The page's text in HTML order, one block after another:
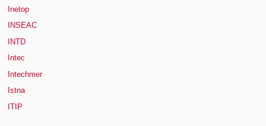
Inetop
INSEAC
INTD
Intec
Intechmer
Istna
ITIP